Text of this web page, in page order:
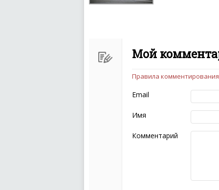
Мой
Чтобы ваш комментарий
следующих правил:
Комментарий не
эмоциональных
Не стоит
Пожалуйста, не
также призывы к
Не размещайте
Правила комментирования
Email
Имя
Комментарий